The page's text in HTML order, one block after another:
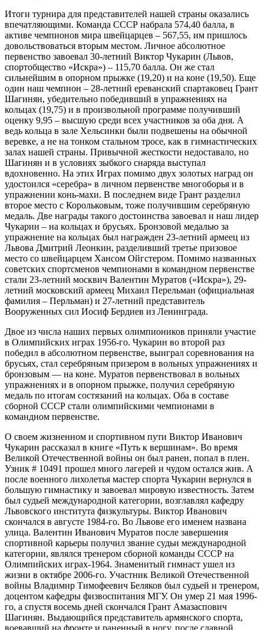
Итоги турнира для представителей нашей страны оказались
впечатляющими. Команда СССР набрала 574,40 балла, в
активе чемпионов мира швейцарцев – 567,55, им пришлось
довольствоваться вторым местом. Личное абсолютное
первенство завоевал 30-летний Виктор Чукарин (Львов,
спортобщество «Искра») – 115,70 балла. Он же стал
сильнейшим в опорном прыжке (19,20) и на коне (19,50). Еще
один наш чемпион – 28-летний ереванский спартаковец Грант
Шагинян, убедительно победивший в упражнениях на
кольцах (19,75) и в произвольной программе получивший
оценку 9,95 – высшую среди всех участников за оба дня. А
ведь кольца в зале Хельсинки были подвешены на обычной
веревке, а не на тонком стальном тросе, как в гимнастических
залах нашей страны. Привычной жесткости недоставало, но
Шагинян и в условиях зыбкого снаряда выступал
вдохновенно. На этих Играх помимо двух золотых наград он
удостоился «серебра» в личном первенстве многоборья и в
упражнении конь-махи. В последнем виде Грант разделил
второе место с Корольковым, тоже получившим серебряную
медаль. Две награды такого достоинства завоевал и наш лидер
Чукарин – на кольцах и брусьях. Бронзовой медалью за
упражнение на кольцах был награжден 23-летний армеец из
Львова Дмитрий Леонкин, разделивший третье призовое
место со швейцарцем Хансом Ойгстером. Помимо названных
советских спортсменов чемпионами в командном первенстве
стали 23-летний москвич Валентин Муратов («Искра»), 29-
летний московский армеец Михаил Перельман (официальная
фамилия – Перльман) и 27-летний представитель
Вооруженных сил Иосиф Бердиев из Ленинграда.
Двое из числа наших первых олимпиоников приняли участие
в Олимпийских играх 1956-го. Чукарин во второй раз
победил в абсолютном первенстве, выиграл соревнования на
брусьях, стал серебряным призером в вольных упражнениях и
бронзовым — на коне. Муратов первенствовал в вольных
упражнениях и в опорном прыжке, получил серебряную
медаль по итогам состязаний на кольцах. Оба в составе
сборной СССР стали олимпийскими чемпионами в
командном первенстве.
О своем жизненном и спортивном пути Виктор Иванович
Чукарин рассказал в книге «Путь к вершинам». Во время
Великой Отечественной войны он был ранен, попал в плен.
Узник # 10491 прошел много лагерей и чудом остался жив. А
после военного лихолетья мастер спорта Чукарин вернулся в
большую гимнастику и завоевал мировую известность. Затем
был судьей международной категории, возглавлял кафедру
Львовского института физкультуры. Виктор Иванович
скончался в августе 1984-го. Во Львове его именем названа
улица. Валентин Иванович Муратов после завершения
спортивной карьеры получил звание судьи международной
категории, являлся тренером сборной команды СССР на
Олимпийских играх-1964. Знаменитый гимнаст ушел из
жизни в октябре 2006-го. Участник Великой Отечественной
войны Владимир Тимофеевич Беляков был судьей и тренером,
доцентом кафедры физвоспитания МГУ. Он умер 21 мая 1996-
го, а спустя восемь дней скончался Грант Амазаспович
Шагинян. Выдающийся представитель армянского спорта,
воевавший на фронте и раненный в ногу, после славной